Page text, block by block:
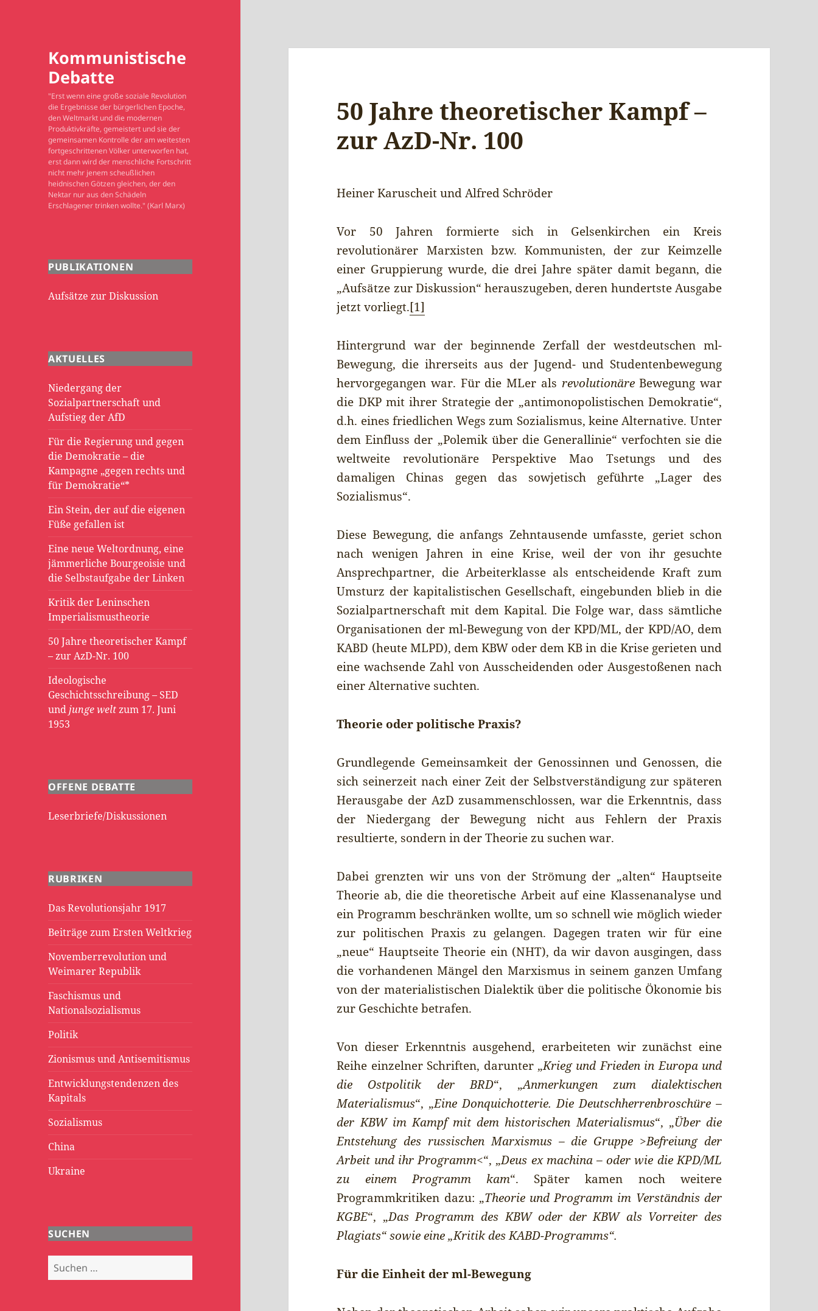
Kommunistische
Debatte
"Erst wenn eine große soziale Revolution
die Ergebnisse der bürgerlichen Epoche,
den Weltmarkt und die modernen
Produktivkräfte, gemeistert und sie der
gemeinsamen Kontrolle der am weitesten
fortgeschrittenen Völker unterworfen hat,
erst dann wird der menschliche Fortschritt
nicht mehr jenem scheußlichen
heidnischen Götzen gleichen, der den
Nektar nur aus den Schädeln
Erschlagener trinken wollte." (Karl Marx)
PUBLIKATIONEN
Aufsätze zur Diskussion
AKTUELLES
Niedergang der
Sozialpartnerschaft und
Aufstieg der AfD
Für die Regierung und gegen
die Demokratie – die
Kampagne „gegen rechts und
für Demokratie“*
Ein Stein, der auf die eigenen
Füße gefallen ist
Eine neue Weltordnung, eine
jämmerliche Bourgeoisie und
die Selbstaufgabe der Linken
Kritik der Leninschen
Imperialismustheorie
50 Jahre theoretischer Kampf
– zur AzD-Nr. 100
Ideologische
Geschichtsschreibung – SED
undjunge weltzum 17. Juni
1953
OFFENE DEBATTE
Leserbriefe/Diskussionen
RUBRIKEN
Das Revolutionsjahr 1917
Beiträge zum Ersten Weltkrieg
Novemberrevolution und
Weimarer Republik
Faschismus und
Nationalsozialismus
Politik
Zionismus und Antisemitismus
Entwicklungstendenzen des
Kapitals
Sozialismus
China
Ukraine
SUCHEN
Suchen
nach:
50 Jahre theoretischer Kampf –
zur AzD-Nr. 100
Heiner Karuscheit und Alfred Schröder
Vor 50 Jahren formierte sich in Gelsenkirchen ein Kreis
revolutionärer Marxisten bzw. Kommunisten, der zur Keimzelle
einer Gruppierung wurde, die drei Jahre später damit begann, die
„Aufsätze zur Diskussion“ herauszugeben, deren hundertste Ausgabe
jetzt vorliegt.[1]
Hintergrund war der beginnende Zerfall der westdeutschen ml-
Bewegung, die ihrerseits aus der Jugend- und Studentenbewegung
hervorgegangen war. Für die MLer als revolutionäreBewegung war
die DKP mit ihrer Strategie der „antimonopolistischen Demokratie“,
d.h. eines friedlichen Wegs zum Sozialismus, keine Alternative. Unter
dem Einfluss der „Polemik über die Generallinie“ verfochten sie die
weltweite revolutionäre Perspektive Mao Tsetungs und des
damaligen Chinas gegen das sowjetisch geführte „Lager des
Sozialismus“.
Diese Bewegung, die anfangs Zehntausende umfasste, geriet schon
nach wenigen Jahren in eine Krise, weil der von ihr gesuchte
Ansprechpartner, die Arbeiterklasse als entscheidende Kraft zum
Umsturz der kapitalistischen Gesellschaft, eingebunden blieb in die
Sozialpartnerschaft mit dem Kapital. Die Folge war, dass sämtliche
Organisationen der ml-Bewegung von der KPD/ML, der KPD/AO, dem
KABD (heute MLPD), dem KBW oder dem KB in die Krise gerieten und
eine wachsende Zahl von Ausscheidenden oder Ausgestoßenen nach
einer Alternative suchten.
Theorie oder politische Praxis?
Grundlegende Gemeinsamkeit der Genossinnen und Genossen, die
sich seinerzeit nach einer Zeit der Selbstverständigung zur späteren
Herausgabe der AzD zusammenschlossen, war die Erkenntnis, dass
der Niedergang der Bewegung nicht aus Fehlern der Praxis
resultierte, sondern in der Theorie zu suchen war.
Dabei grenzten wir uns von der Strömung der „alten“ Hauptseite
Theorie ab, die die theoretische Arbeit auf eine Klassenanalyse und
ein Programm beschränken wollte, um so schnell wie möglich wieder
zur politischen Praxis zu gelangen. Dagegen traten wir für eine
„neue“ Hauptseite Theorie ein (NHT), da wir davon ausgingen, dass
die vorhandenen Mängel den Marxismus in seinem ganzen Umfang
von der materialistischen Dialektik über die politische Ökonomie bis
zur Geschichte betrafen.
Von dieser Erkenntnis ausgehend, erarbeiteten wir zunächst eine
Reihe einzelner Schriften, darunter „Krieg und Frieden in Europa und
die Ostpolitik der BRD“, „Anmerkungen zum dialektischen
Materialismus“, „Eine Donquichotterie. Die Deutschherrenbroschüre –
der KBW im Kampf mit dem historischen Materialismus“, „Über die
Entstehung des russischen Marxismus – die Gruppe >Befreiung der
Arbeit und ihr Programm<“, „Deus ex machina – oder wie die KPD/ML
zu einem Programm kam“. Später kamen noch weitere
Programmkritiken dazu: „Theorie und Programm im Verständnis der
KGBE“, „Das Programm des KBW oder der KBW als Vorreiter des
Plagiats“ sowie eine „Kritik des KABD-Programms“.
Für die Einheit der ml-Bewegung